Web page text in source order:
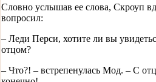
Словно услышав ее слова, Скроуп
вопросил:
– Леди Перси, хотите ли вы
отцом?
– Что?! – встрепенулась Мод. – С